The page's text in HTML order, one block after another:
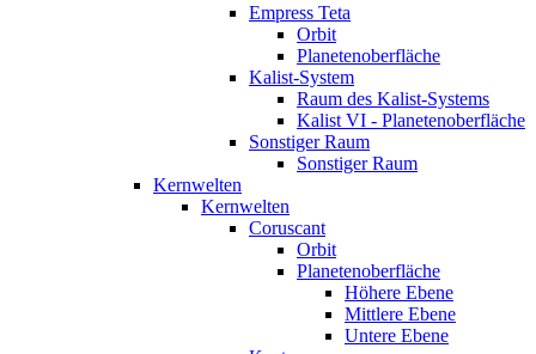
Empress Teta
Orbit
Planetenoberfläche
Kalist-System
Raum des Kalist-Systems
Kalist VI - Planetenoberfläche
Sonstiger Raum
Sonstiger Raum
Kernwelten
Kernwelten
Coruscant
Orbit
Planetenoberfläche
Höhere Ebene
Mittlere Ebene
Untere Ebene